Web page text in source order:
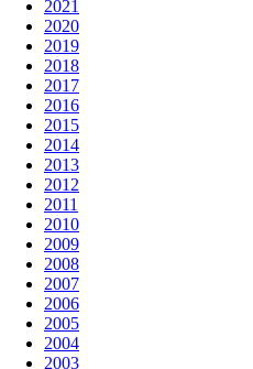
2021
2020
2019
2018
2017
2016
2015
2014
2013
2012
2011
2010
2009
2008
2007
2006
2005
2004
2003